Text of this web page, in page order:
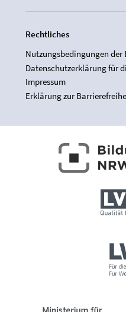
Rechtliches
Nutzungsbedingungen der
Datenschutzerklärung für
Impressum
Erklärung zur